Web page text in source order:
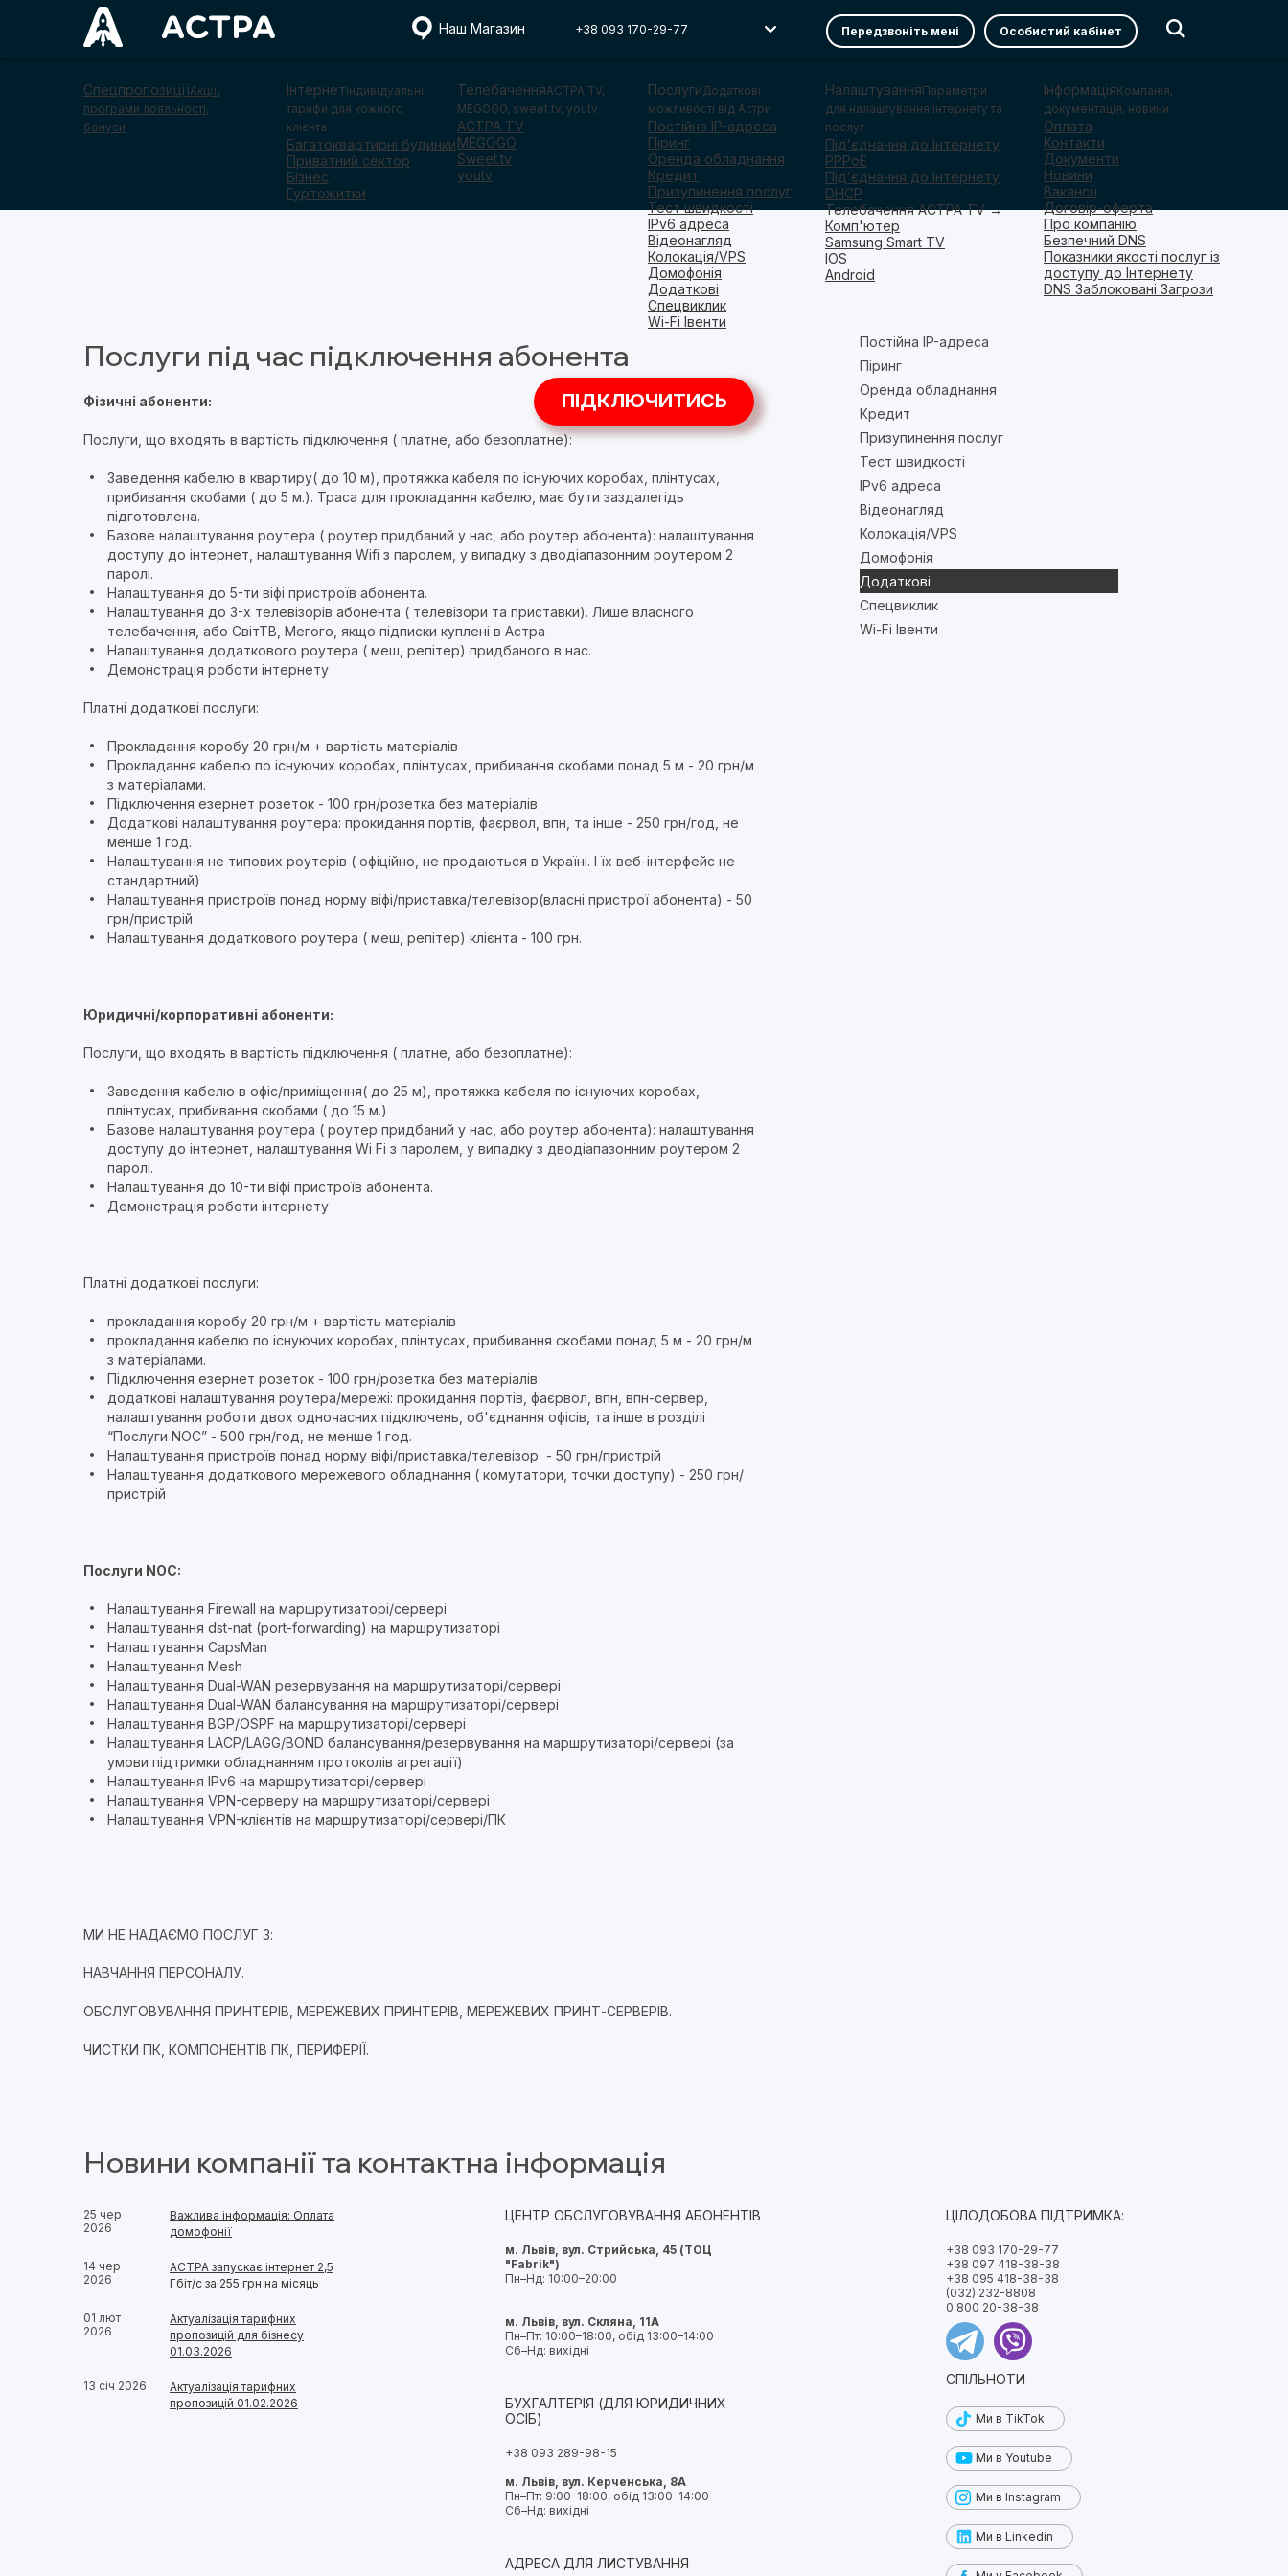
Особистий кабінет
Передзвоніть мені
+38 093 170-29-77
Наш Магазин
СпецпропозиціїАкції,
програми лояльності,
бонуси
Інтернет Індивідуальні
тарифи для кожного
клієнта
Багатоквартирні будинки
Приватний сектор
Бізнес
Гуртожитки
ТелебаченняАСТРА TV,
MEGOGO, sweet.tv, youtv
ACTPA TV
MEGOGO
Sweet.tv
youtv
ПослугиДодаткові
можливості від Астри
Постійна IP-адреса
Піринг
Оренда обладнання
Кредит
Призупинення послуг
Тест швидкості
IPv6 адреса
Відеонагляд
Колокація/VPS
Домофонія
Додаткові
Спецвиклик
Wi-Fi Івенти
Налаштування Параметри
для налаштування інтернету та
послуг
Під’єднання до Інтернету
PPPoE
Під’єднання до Інтернету
DHCP
Телебачення АСТРА TV →
Комп'ютер
Samsung Smart TV
IOS
Android
Інформація Компанія,
документація, новини
Оплата
Контакти
Документи
Новини
Вакансії
Договір-оферта
Про компанію
Безпечний DNS
Показники якості послуг із
доступу до Інтернету
DNS Заблоковані Загрози
ПІДКЛЮЧИТИСЬ
Послуги під час підключення абонента
Фізичні абоненти:
Послуги, що входять в вартість підключення ( платне, або безоплатне):
Заведення кабелю в квартиру( до 10 м), протяжка кабеля по існуючих коробах, плінтусах,
прибивання скобами ( до 5 м.). Траса для прокладання кабелю, має бути заздалегідь
підготовлена.
Базове налаштування роутера ( роутер придбаний у нас, або роутер абонента): налаштування
доступу до інтернет, налаштування Wifi з паролем, у випадку з дводіапазонним роутером 2
паролі.
Налаштування до 5-ти віфі пристроїв абонента.
Налаштування до 3-х телевізорів абонента ( телевізори та приставки). Лише власного
телебачення, або СвітТВ, Мегого, якщо підписки куплені в Астра
Налаштування додаткового роутера ( меш, репітер) придбаного в нас.
Демонстрація роботи інтернету
Платні додаткові послуги:
Прокладання коробу 20 грн/м + вартість матеріалів
Прокладання кабелю по існуючих коробах, плінтусах, прибивання скобами понад 5 м - 20 грн/м
з матеріалами.
Підключення езернет розеток - 100 грн/розетка без матеріалів
Додаткові налаштування роутера: прокидання портів, фаєрвол, впн, та інше - 250 грн/год, не
менше 1 год.
Налаштування не типових роутерів ( офіційно, не продаються в Україні. І їх веб-інтерфейс не
стандартний)
Налаштування пристроїв понад норму віфі/приставка/телевізор(власні пристрої абонента) - 50
грн/пристрій
Налаштування додаткового роутера ( меш, репітер) клієнта - 100 грн.
Юридичні/корпоративні абоненти:
Послуги, що входять в вартість підключення ( платне, або безоплатне):
Заведення кабелю в офіс/приміщення( до 25 м), протяжка кабеля по існуючих коробах,
плінтусах, прибивання скобами ( до 15 м.)
Базове налаштування роутера ( роутер придбаний у нас, або роутер абонента): налаштування
доступу до інтернет, налаштування Wi Fi з паролем, у випадку з дводіапазонним роутером 2
паролі.
Налаштування до 10-ти віфі пристроїв абонента.
Демонстрація роботи інтернету
Платні додаткові послуги:
прокладання коробу 20 грн/м + вартість матеріалів
прокладання кабелю по існуючих коробах, плінтусах, прибивання скобами понад 5 м - 20 грн/м
з матеріалами.
Підключення езернет розеток - 100 грн/розетка без матеріалів
додаткові налаштування роутера/мережі: прокидання портів, фаєрвол, впн, впн-сервер,
налаштування роботи двох одночасних підключень, об'єднання офісів, та інше в розділі
“Послуги NOC” - 500 грн/год, не менше 1 год.
Налаштування пристроїв понад норму віфі/приставка/телевізор - 50 грн/пристрій
Налаштування додаткового мережевого обладнання ( комутатори, точки доступу) - 250 грн/
пристрій
Послуги NOC:
Налаштування Firewall на маршрутизаторі/сервері
Налаштування dst-nat (port-forwarding) на маршрутизаторі
Налаштування CapsMan
Налаштування Mesh
Налаштування Dual-WAN резервування на маршрутизаторі/сервері
Налаштування Dual-WAN балансування на маршрутизаторі/сервері
Налаштування BGP/OSPF на маршрутизаторі/сервері
Налаштування LACP/LAGG/BOND балансування/резервування на маршрутизаторі/сервері (за
умови підтримки обладнанням протоколів агрегації)
Налаштування IPv6 на маршрутизаторі/сервері
Налаштування VPN-серверу на маршрутизаторі/сервері
Налаштування VPN-клієнтів на маршрутизаторі/сервері/ПК
МИ НЕ НАДАЄМО ПОСЛУГ З:
НАВЧАННЯ ПЕРСОНАЛУ.
ОБСЛУГОВУВАННЯ ПРИНТЕРІВ, МЕРЕЖЕВИХ ПРИНТЕРІВ, МЕРЕЖЕВИХ ПРИНТ-СЕРВЕРІВ.
ЧИСТКИ ПК, КОМПОНЕНТІВ ПК, ПЕРИФЕРІЇ.
Постійна IP-адреса
Піринг
Оренда обладнання
Кредит
Призупинення послуг
Тест швидкості
IPv6 адреса
Відеонагляд
Колокація/VPS
Домофонія
Додаткові
Спецвиклик
Wi-Fi Івенти
Новини компанії та контактна інформація
25 чер
2026
Важлива інформація: Оплата
домофонії
14 чер
2026
АСТРА запускає інтернет 2,5
Гбіт/с за 255 грн на місяць
01 лют
2026
Актуалізація тарифних
пропозицій для бізнесу
01.03.2026
13 січ 2026
Актуалізація тарифних
пропозицій 01.02.2026
ЦЕНТР ОБСЛУГОВУВАННЯ АБОНЕНТІВ
м. Львів, вул. Стрийська, 45 (ТОЦ
"Fabrik")
Пн–Нд: 10:00–20:00
м. Львів, вул. Скляна, 11А
Пн–Пт: 10:00–18:00, обід 13:00–14:00
Сб–Нд: вихідні
БУХГАЛТЕРІЯ (ДЛЯ ЮРИДИЧНИХ
ОСІБ)
+38 093 289-98-15
м. Львів, вул. Керченська, 8А
Пн–Пт: 9:00–18:00, обід 13:00–14:00
Сб–Нд: вихідні
АДРЕСА ДЛЯ ЛИСТУВАННЯ
ЦІЛОДОБОВА ПІДТРИМКА:
+38 093 170-29-77
+38 097 418-38-38
+38 095 418-38-38
(032) 232-8808
0 800 20-38-38
СПІЛЬНОТИ
Ми в TikTok
Ми в Youtube
Ми в Instagram
Ми в Linkedin